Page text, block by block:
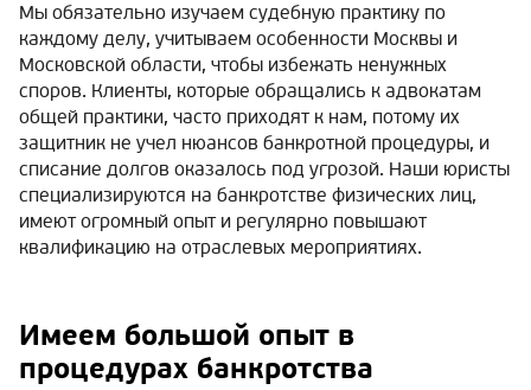
Мы обязательно изучаем судебную практику по
каждому делу, учитываем особенности Москвы и
Московской области, чтобы избежать ненужных
споров. Клиенты, которые обращались к адвокатам
общей практики, часто приходят к нам, потому их
защитник не учел нюансов банкротной процедуры, и
списание долгов оказалось под угрозой. Наши юристы
специализируются на банкротстве физических лиц,
имеют огромный опыт и регулярно повышают
квалификацию на отраслевых мероприятиях.
Имеем большой опыт в
процедурах банкротства